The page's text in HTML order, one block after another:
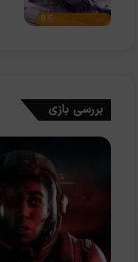
8.5
بررسی بازی